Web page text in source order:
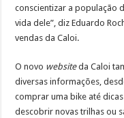
conscientizar a população
vida dele”, diz Eduardo
vendas da Caloi.
O novo websiteda Caloi
diversas informações,
comprar uma bike até
descobrir novas trilhas ou